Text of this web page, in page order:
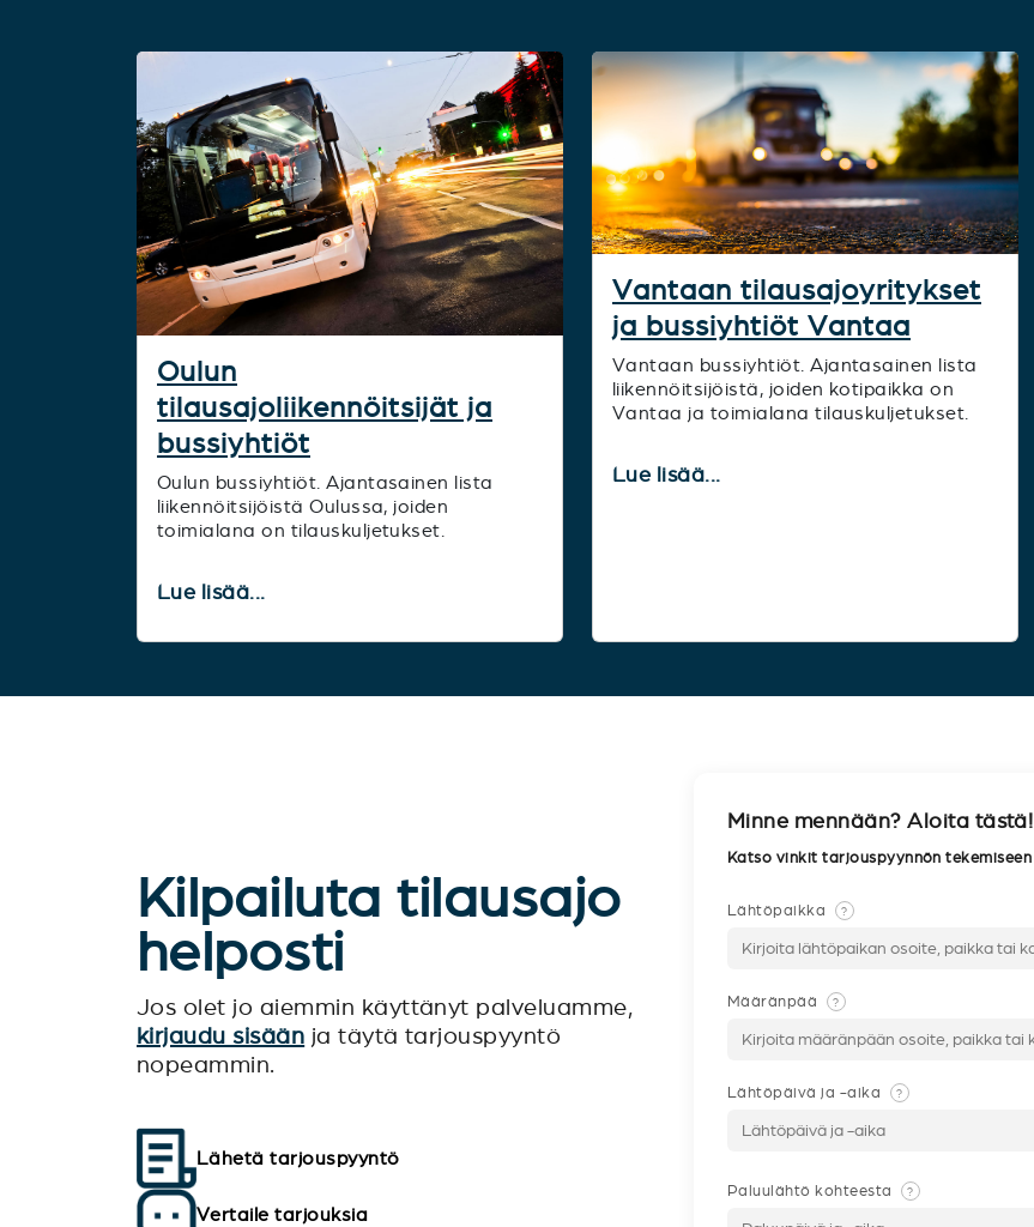
Oulun
tilausajoliikennöitsijät ja
bussiyhtiöt
Oulun bussiyhtiöt. Ajantasainen lista
liikennöitsijöistä Oulussa, joiden
toimialana on tilauskuljetukset.
Lue lisää...
Vantaan tilausajoyritykset
ja bussiyhtiöt Vantaa
Vantaan bussiyhtiöt. Ajantasainen lista
liikennöitsijöistä, joiden kotipaikka on
Vantaa ja toimialana tilauskuljetukset.
Lue lisää...
Kilpailuta tilausajo
helposti
Jos olet jo aiemmin käyttänyt palveluamme,
kirjaudu sisään ja täytä tarjouspyyntö
nopeammin.
Lähetä tarjouspyyntö
Vertaile tarjouksia
Minne mennään? Aloita tästä!
Katso vinkit tarjouspyynnön tekemiseen
Lähtöpaikka ?
Määränpää ?
Lähtöpäivä ja -aika ?
Paluulähtö kohteesta ?